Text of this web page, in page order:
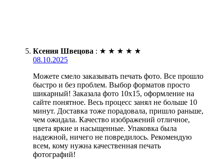
Ксения Швецова : ★ ★ ★ ★ ★
08.10.2025
Можете смело заказывать печать фото. Все прошло
быстро и без проблем. Выбор форматов просто
шикарный! Заказала фото 10х15, оформление на
сайте понятное. Весь процесс занял не больше 10
минут. Доставка тоже порадовала, пришло раньше,
чем ожидала. Качество изображений отличное,
цвета яркие и насыщенные. Упаковка была
надежной, ничего не повредилось. Рекомендую
всем, кому нужна качественная печать
фотографий!